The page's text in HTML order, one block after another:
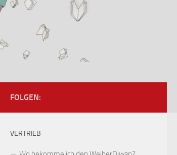
FOLGEN:
VERTRIEB